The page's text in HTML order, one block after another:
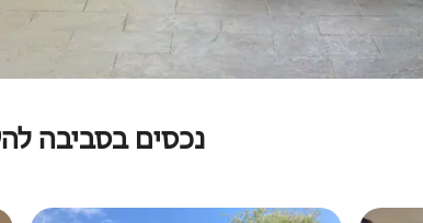
נכסים בסביבה